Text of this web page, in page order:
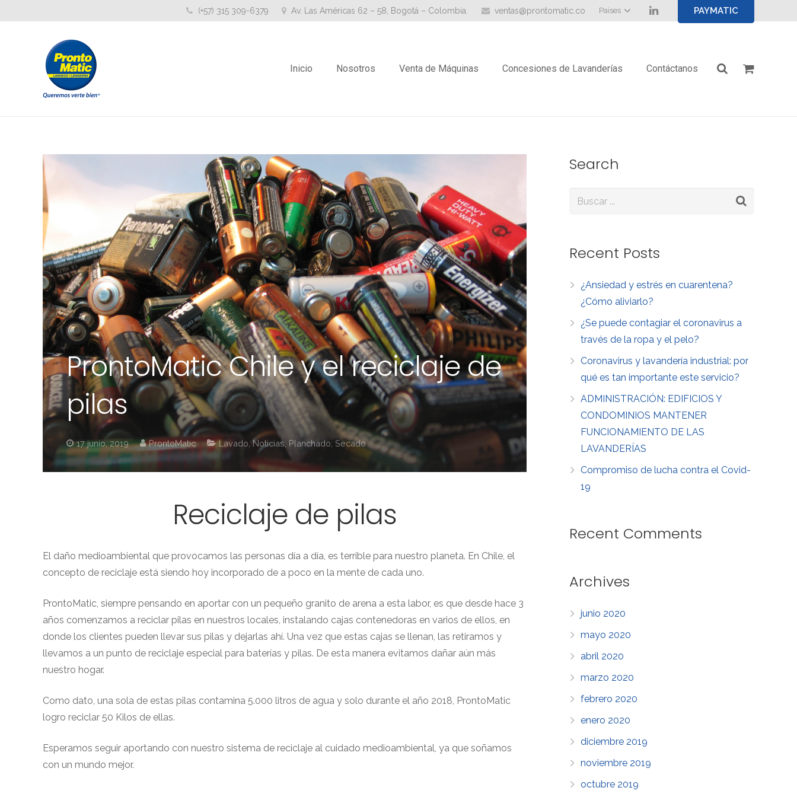
(+57) 315 309-6379 Av. Las Américas 62 – 58, Bogotá – Colombia. ventas@prontomatic.co Paises PAYMATIC
Inicio Nosotros Venta de Máquinas Concesiones de Lavanderías Contáctanos
ProntoMatic Chile y el reciclaje de
pilas
17 junio, 2019 ProntoMatic Lavado ,Noticias, Planchado Secado
Reciclaje de pilas
El daño medioambiental que provocamos las personas día a día, es terrible para nuestro planeta. En Chile, el
concepto de reciclaje está siendo hoy incorporado de a poco en la mente de cada uno.
ProntoMatic, siempre pensando en aportar con un pequeño granito de arena a esta labor, es que desde hace 3
años comenzamos a reciclar pilas en nuestros locales, instalando cajas contenedoras en varios de ellos, en
donde los clientes pueden llevar sus pilas y dejarlas ahí. Una vez que estas cajas se llenan, las retiramos y
llevamos a un punto de reciclaje especial para baterías y pilas. De esta manera evitamos dañar aún más
nuestro hogar.
Como dato, una sola de estas pilas contamina 5.000 litros de agua y solo durante el año 2018, ProntoMatic
logro reciclar 50 Kilos de ellas.
Esperamos seguir aportando con nuestro sistema de reciclaje al cuidado medioambiental, ya que soñamos
con un mundo mejor.
Search
Recent Posts
¿Ansiedad y estrés en cuarentena?
¿Cómo aliviarlo?
¿Se puede contagiar el coronavirus a
través de la ropa y el pelo?
Coronavirus y lavandería industrial: por
qué es tan importante este servicio?
ADMINISTRACIÓN: EDIFICIOS Y
CONDOMINIOS MANTENER
FUNCIONAMIENTO DE LAS
LAVANDERÍAS
Compromiso de lucha contra el Covid-
19
Recent Comments
Archives
junio 2020
mayo 2020
abril 2020
marzo 2020
febrero 2020
enero 2020
diciembre 2019
noviembre 2019
octubre 2019